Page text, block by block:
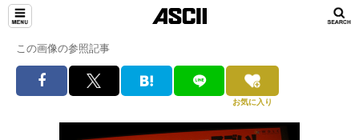
この画像の参照記事
お気に入り